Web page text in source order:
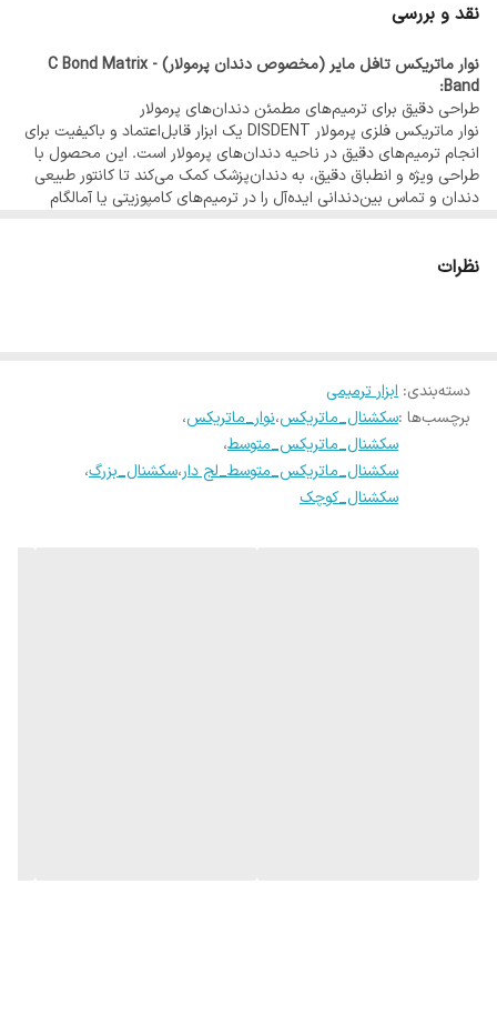
- نصب و جداسازی آسان بدون آسیب به بافت دندان
- سازگار با انواع سیستم‌های ماتریکس
- تعداد در بسته: 50 عدد
نقد و بررسی
نوار ماتریکس تافل مایر (مخصوص دندان پرمولار) - C Bond Matrix
Band:
طراحی دقیق برای ترمیم‌های مطمئن دندان‌های پرمولار
نوار ماتریکس فلزی پرمولار DISDENT یک ابزار قابل‌اعتماد و باکیفیت برای
انجام ترمیم‌های دقیق در ناحیه دندان‌های پرمولار است. این محصول با
طراحی ویژه و انطباق دقیق، به دندان‌پزشک کمک می‌کند تا کانتور طبیعی
دندان و تماس بین‌دندانی ایده‌آل را در ترمیم‌های کامپوزیتی یا آمالگام
می‌شوند تا دندان‌پزشک بتواند متناسب با شکل دندان و نوع ترمیم،
نظرات
دسته‌بندی: ابزار ترمیمی
برچسب‌ها :سکشنال_ماتریکس،نوار_ماتریکس،
سکشنال_ماتریکس_متوسط،
سکشنال_ماتریکس_متوسط_لج دار،سکشنال_بزرگ،
سکشنال_کوچک